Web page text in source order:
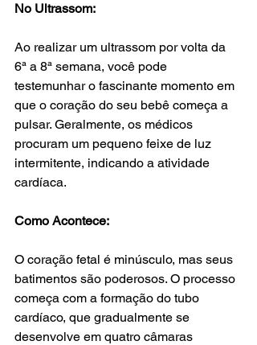
No Ultrassom:
Ao realizar um ultrassom por volta da
6ª a 8ª semana, você pode
testemunhar o fascinante momento em
que o coração do seu bebê começa a
pulsar. Geralmente, os médicos
procuram um pequeno feixe de luz
intermitente, indicando a atividade
cardíaca.
Como Acontece:
O coração fetal é minúsculo, mas seus
batimentos são poderosos. O processo
começa com a formação do tubo
cardíaco, que gradualmente se
desenvolve em quatro câmaras